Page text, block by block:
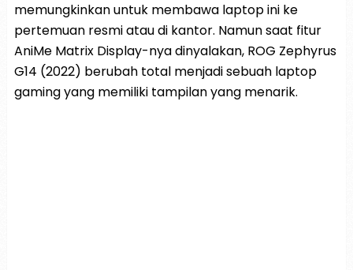
memungkinkan untuk membawa laptop ini ke
pertemuan resmi atau di kantor. Namun saat fitur
AniMe Matrix Display-nya dinyalakan, ROG Zephyrus
G14 (2022) berubah total menjadi sebuah laptop
gaming yang memiliki tampilan yang menarik.